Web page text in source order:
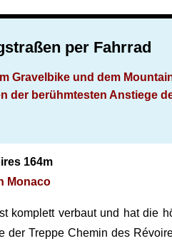
per Fahrrad
Gravelbike und dem
der berühmtesten Anstiege
164m
Monaco
komplett verbaut und hat die
Treppe Chemin des